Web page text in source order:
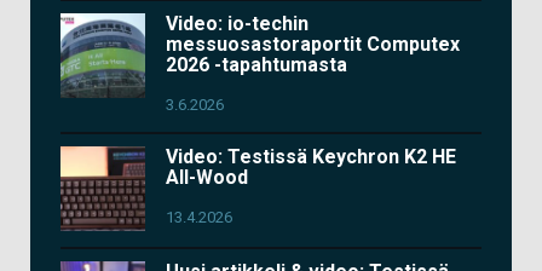
Video: io-techin
messuosastoraportit Computex
2026 -tapahtumasta
3.6.2026
Video: Testissä Keychron K2 HE
All-Wood
13.4.2026